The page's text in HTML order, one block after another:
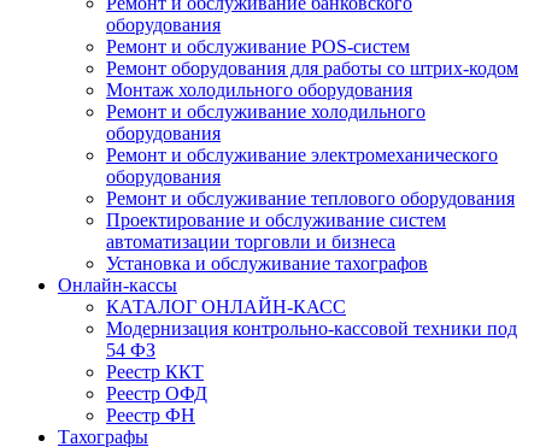
оборудования
Ремонт и обслуживание POS-систем
Ремонт оборудования для работы со штрих-кодом
Монтаж холодильного оборудования
Ремонт и обслуживание холодильного
оборудования
Ремонт и обслуживание электромеханического
оборудования
Ремонт и обслуживание теплового оборудования
Проектирование и обслуживание систем
автоматизации торговли и бизнеса
Установка и обслуживание тахографов
Онлайн-кассы
КАТАЛОГ ОНЛАЙН-КАСС
Модернизация контрольно-кассовой техники под
54 ФЗ
Реестр ККТ
Реестр ОФД
Реестр ФН
Тахографы